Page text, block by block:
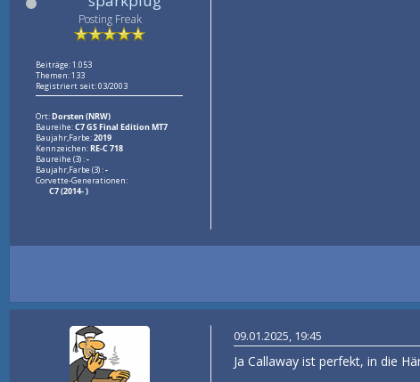
Posting Freak
Beiträge: 1.053
Themen: 133
Registriert seit: 03/2003
Ort:Dorsten (NRW)
Baureihe:C7 GS Final Edition MT7
Baujahr,Farbe:2019
Kennzeichen:RE-C 718
Baureihe (3) :-
Baujahr,Farbe (3) :-
Corvette-Generationen:
C7 (2014- )
09.01.2025, 19:45
Ja Callaway ist perfekt, in die